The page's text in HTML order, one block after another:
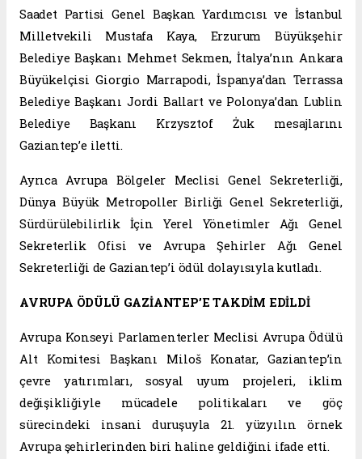
Saadet Partisi Genel Başkan Yardımcısı ve İstanbul
Milletvekili Mustafa Kaya, Erzurum Büyükşehir
Belediye Başkanı Mehmet Sekmen, İtalya’nın Ankara
Büyükelçisi Giorgio Marrapodi, İspanya’dan Terrassa
Belediye Başkanı Jordi Ballart ve Polonya’dan Lublin
Belediye Başkanı Krzysztof Żuk mesajlarını
Gaziantep’e iletti.
Ayrıca Avrupa Bölgeler Meclisi Genel Sekreterliği,
Dünya Büyük Metropoller Birliği Genel Sekreterliği,
Sürdürülebilirlik İçin Yerel Yönetimler Ağı Genel
Sekreterlik Ofisi ve Avrupa Şehirler Ağı Genel
Sekreterliği de Gaziantep’i ödül dolayısıyla kutladı.
AVRUPA ÖDÜLÜ GAZİANTEP’E TAKDİM EDİLDİ
Avrupa Konseyi Parlamenterler Meclisi Avrupa Ödülü
Alt Komitesi Başkanı Miloš Konatar, Gaziantep’in
çevre yatırımları, sosyal uyum projeleri, iklim
değişikliğiyle mücadele politikaları ve göç
sürecindeki insani duruşuyla 21. yüzyılın örnek
Avrupa şehirlerinden biri haline geldiğini ifade etti.